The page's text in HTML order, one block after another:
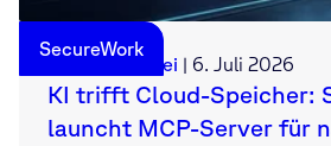
SecureWork
Georg Manthei | 6. Juli 2026
KI trifft Cloud-Speicher:
launcht MCP-Server für